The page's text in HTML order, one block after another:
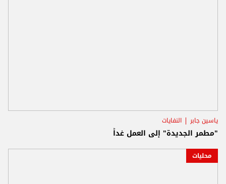
ياسين جابر النفايات
"مطمر الجديدة" إلى العمل غداً
محليات